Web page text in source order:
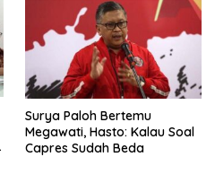
Surya Paloh Bertemu
Megawati, Hasto: Kalau Soal
Capres Sudah Beda